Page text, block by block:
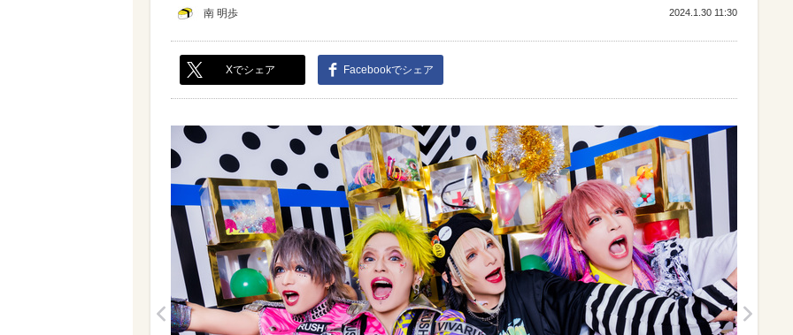
南 明歩 2024.1.30 11:30
Xでシェア Facebookでシェア